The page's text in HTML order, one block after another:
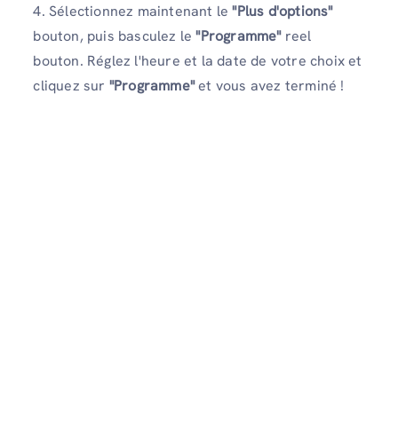
4. Sélectionnez maintenant le"Plus d'options"
bouton, puis basculez le "Programme" reel
bouton. Réglez l'heure et la date de votre choix et
cliquez sur "Programme"et vous avez terminé !